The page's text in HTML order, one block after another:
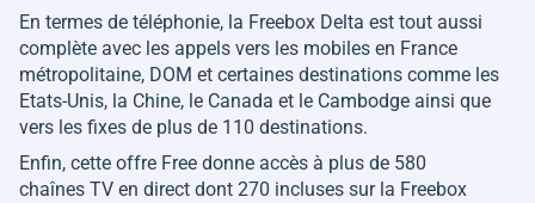
En termes de téléphonie, la Freebox Delta est tout aussi
complète avec les appels vers les mobiles en France
métropolitaine, DOM et certaines destinations comme les
Etats-Unis, la Chine, le Canada et le Cambodge ainsi que
vers les fixes de plus de 110 destinations.
Enfin, cette offre Free donne accès à plus de 580
chaînes TV en direct dont 270 incluses sur la Freebox